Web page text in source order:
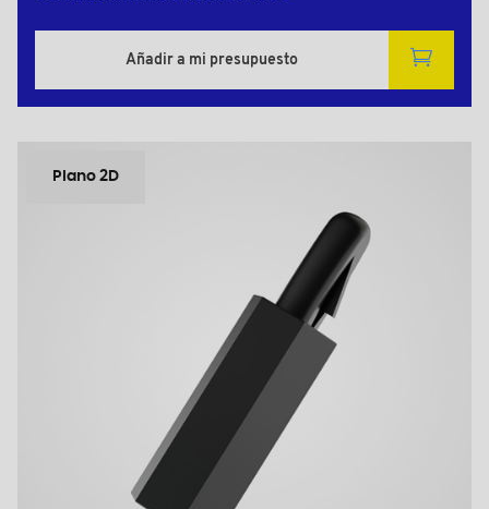
Añadir a mi presupuesto
Plano 2D